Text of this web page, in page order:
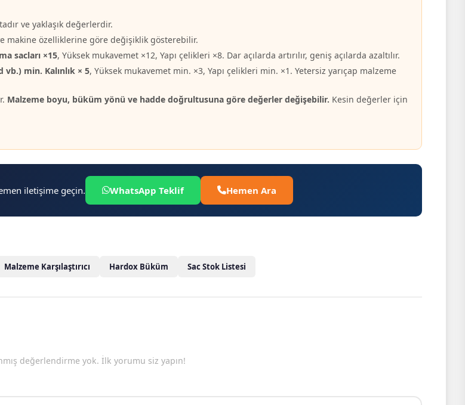
ve yaklaşık değerlerdir.
makine özelliklerine göre değişiklik gösterebilir.
sacları ×15, Yüksek mukavemet ×12, Yapı çelikleri ×8. Dar açılarda artırılır, geniş açılarda azaltılır.
vb.) min. Kalınlık × 5, Yüksek mukavemet min. ×3, Yapı çelikleri min. ×1. Yetersiz yarıçap malzeme
Malzeme boyu, büküm yönü ve hadde doğrultusuna göre değerler değişebilir. Kesin değerler için
iletişime geçin. WhatsApp Teklif Hemen Ara
Malzeme Karşılaştırıcı Hardox Büküm Sac Stok Listesi
değerlendirme yok. İlk yorumu siz yapın!